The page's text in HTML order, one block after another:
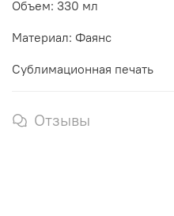
Объем: 330 мл
Материал: Фаянс
Сублимационная печать
Отзывы